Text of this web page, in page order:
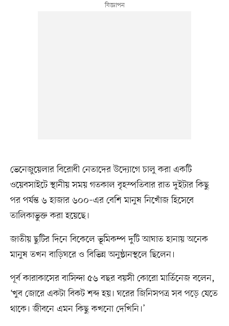
ভেনেজুয়েলার বিরোধী নেতাদের উদ্যোগে চালু করা একটি
ওয়েবসাইটে স্থানীয় সময় গতকাল বৃহস্পতিবার রাত দুইটার কিছু
পর পর্যন্ত ৬ হাজার ৬০০–এর বেশি মানুষ নিখোঁজ হিসেবে
তালিকাভুক্ত করা হয়েছে।
জাতীয় ছুটির দিনে বিকেলে ভূমিকম্প দুটি আঘাত হানায় অনেক
মানুষ তখন বাড়িঘরে ও বিভিন্ন অনুষ্ঠানস্থলে ছিলেন।
পূর্ব কারাকাসের বাসিন্দা ৫৬ বছর বয়সী কোরো মার্তিনেজ বলেন,
‘খুব জোরে একটা বিকট শব্দ হয়। ঘরের জিনিসপত্র সব পড়ে যেতে
থাকে। জীবনে এমন কিছু কখনো দেখিনি।’